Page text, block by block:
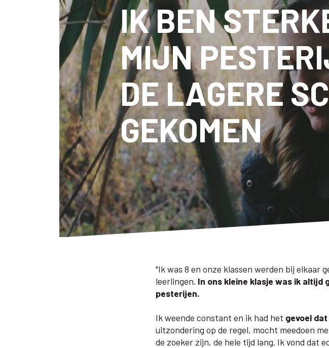
IK BEN
MIJN
DE LAGERE
GEKOMEN
"Ik was 8 en onze klassen werden bij elkaar
leerlingen. In ons kleine klasje was ik altijd
pesterijen.
Ik weende constant en ik had het gevoel
uitzondering op de regel, mocht meedoen
de zoeker zijn, de hele tijd lang. Ik vond dat